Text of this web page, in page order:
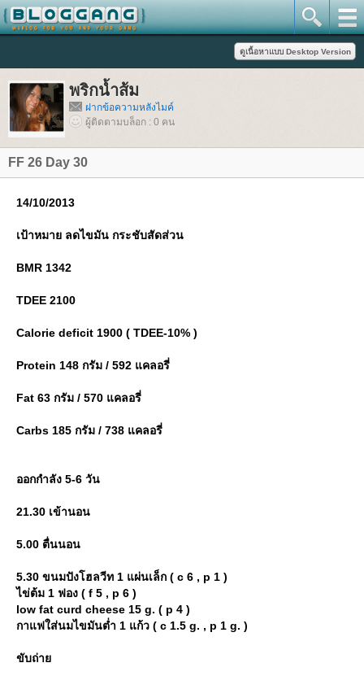
พริกน้ำส้ม
ฝากข้อความหลังไมค์
ผู้ติดตามบล็อก : 0 คน
FF 26 Day 30
14/10/2013
เป้าหมาย ลดไขมัน กระชับสัดส่วน
BMR 1342
TDEE 2100
Calorie deficit 1900 ( TDEE-10% )
Protein 148 กรัม / 592 แคลอรี่
Fat 63 กรัม / 570 แคลอรี่
Carbs 185 กรัม / 738 แคลอรี่
ออกกำลัง 5-6 วัน
21.30 เข้านอน
5.00 ตื่นนอน
5.30 ขนมปังโฮลวีท 1 แผ่นเล็ก ( c 6 , p 1 )
ไข่ต้ม 1 ฟอง ( f 5 , p 6 )
low fat curd cheese 15 g. ( p 4 )
กาแฟใส่นมไขมันต่ำ 1 แก้ว ( c 1.5 g. , p 1 g. )
ขับถ่า